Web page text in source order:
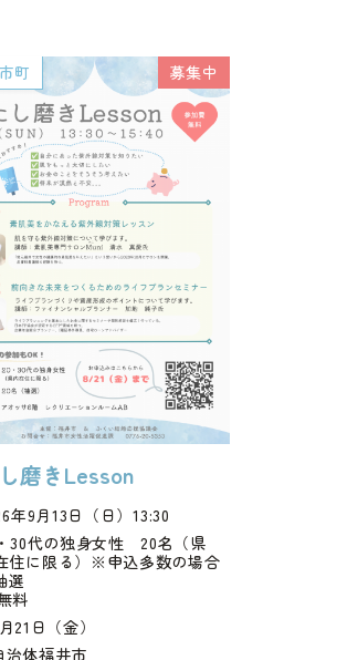
町 募集中
磨きLesson
年9月13日 （日）13:30
30代の独身女性 20名（県
住に限る）※申込多数の場合
選
料
21日（金）
治体福井市